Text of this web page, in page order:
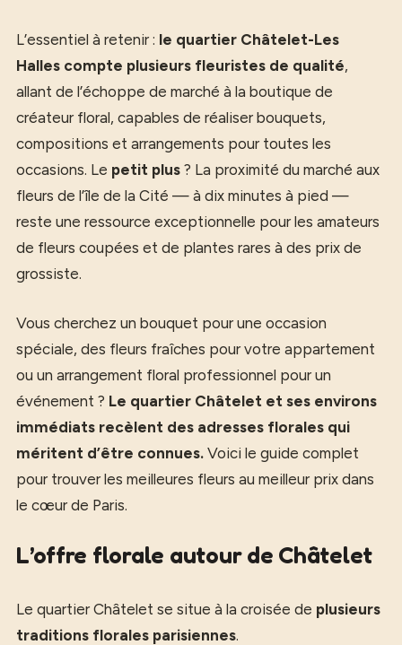
L’essentiel à retenir : le quartier Châtelet-Les
Halles compte plusieurs fleuristes de qualité,
allant de l’échoppe de marché à la boutique de
créateur floral, capables de réaliser bouquets,
compositions et arrangements pour toutes les
occasions. Le petit plus ? La proximité du marché aux
fleurs de l’île de la Cité — à dix minutes à pied —
reste une ressource exceptionnelle pour les amateurs
de fleurs coupées et de plantes rares à des prix de
grossiste.
Vous cherchez un bouquet pour une occasion
spéciale, des fleurs fraîches pour votre appartement
ou un arrangement floral professionnel pour un
événement ? Le quartier Châtelet et ses environs
immédiats recèlent des adresses florales qui
méritent d’être connues. Voici le guide complet
pour trouver les meilleures fleurs au meilleur prix dans
le cœur de Paris.
L’offre florale autour de Châtelet
Le quartier Châtelet se situe à la croisée de plusieurs
traditions florales parisiennes.